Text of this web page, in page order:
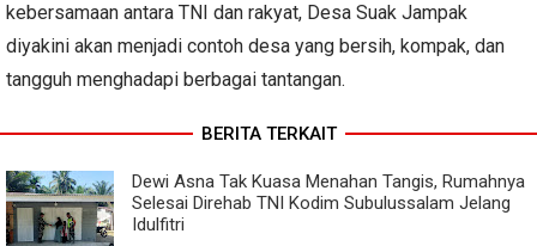
kebersamaan antara TNI dan rakyat, Desa Suak Jampak
diyakini akan menjadi contoh desa yang bersih, kompak, dan
tangguh menghadapi berbagai tantangan.
BERITA TERKAIT
Dewi Asna Tak Kuasa Menahan Tangis, Rumahnya
Selesai Direhab TNI Kodim Subulussalam Jelang
Idulfitri